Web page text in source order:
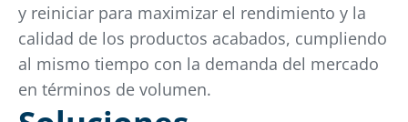
y reiniciar para maximizar el rendimiento y la
calidad de los productos acabados, cumpliendo
al mismo tiempo con la demanda del mercado
en términos de volumen.